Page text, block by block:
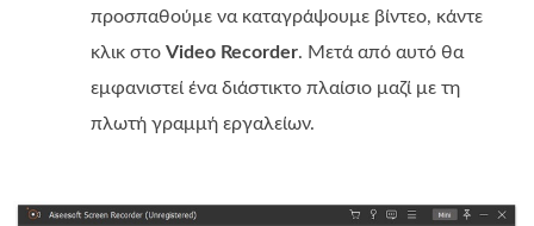
προσπαθούμε να καταγράψουμε βίντεο, κάντε
κλικ στοVideo Recorder. Μετά από αυτό θα
εμφανιστεί ένα διάστικτο πλαίσιο μαζί με τη
πλωτή γραμμή εργαλείων.